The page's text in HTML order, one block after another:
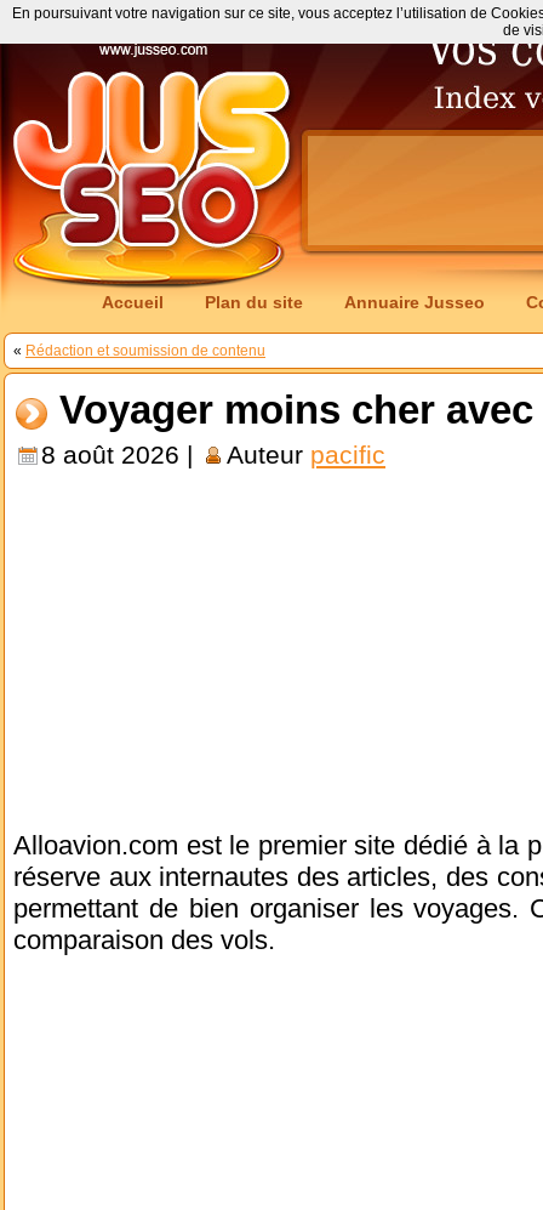
Accueil Plan du site Annuaire Jusseo
« Rédaction et soumission de contenu
Voyager moins cher
8 août 2026 | Auteur pacific
Alloavion.com est le premier site dédié à la
réserve aux internautes des articles, des
permettant de bien organiser les
comparaison des vols.
En poursuivant votre navigation sur ce site, vous acceptez l’utilisation de
de